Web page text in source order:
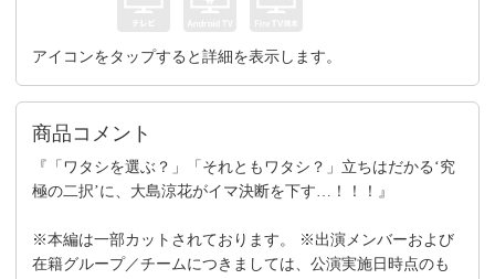
アイコンをタップすると詳細を表示します。
商品コメント
『「ワタシを選ぶ？」「それともワタシ？」立ちはだかる‘究
極の二択’に、大島涼花がイマ決断を下す…！！！』
※本編は一部カットされております。 ※出演メンバーおよび
在籍グループ／チームにつきましては、公演実施日時点のも